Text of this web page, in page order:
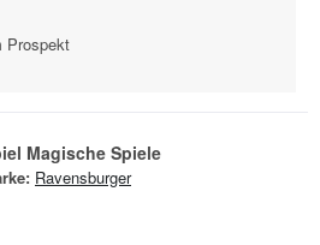
Prospekt
Magische Spiele
Ravensburger